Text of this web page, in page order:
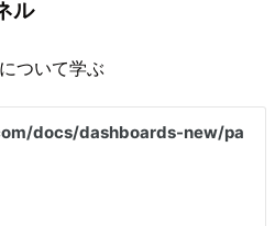
ル
ついて学ぶ